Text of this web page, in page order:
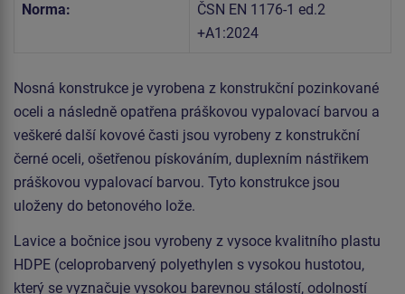
Norma:
ČSN EN 1176-1 ed.2
+A1:2024
Nosná konstrukce je vyrobena z konstrukční pozinkované
oceli a následně opatřena práškovou vypalovací barvou a
veškeré další kovové časti jsou vyrobeny z konstrukční
černé oceli, ošetřenou pískováním, duplexním nástřikem
práškovou vypalovací barvou. Tyto konstrukce jsou
uloženy do betonového lože.
Lavice a bočnice jsou vyrobeny z vysoce kvalitního plastu
HDPE (celoprobarvený polyethylen s vysokou hustotou,
který se vyznačuje vysokou barevnou stálostí, odolností